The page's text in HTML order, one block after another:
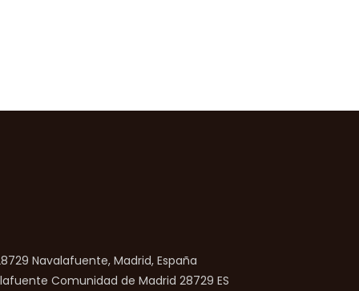
Navalafuente, Madrid, España
Comunidad de Madrid 28729 ES